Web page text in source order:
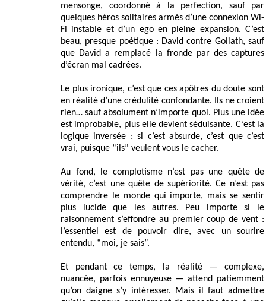
mensonge, coordonné à la perfection, sauf par
quelques héros solitaires armés d’une connexion Wi-
Fi instable et d’un ego en pleine expansion. C’est
beau, presque poétique : David contre Goliath, sauf
que David a remplacé la fronde par des captures
d’écran mal cadrées.
Le plus ironique, c’est que ces apôtres du doute sont
en réalité d’une crédulité confondante. Ils ne croient
rien… sauf absolument n’importe quoi. Plus une idée
est improbable, plus elle devient séduisante. C’est la
logique inversée : si c’est absurde, c’est que c’est
vrai, puisque “ils” veulent vous le cacher.
Au fond, le complotisme n’est pas une quête de
vérité, c’est une quête de supériorité. Ce n’est pas
comprendre le monde qui importe, mais se sentir
plus lucide que les autres. Peu importe si le
raisonnement s’effondre au premier coup de vent :
l’essentiel est de pouvoir dire, avec un sourire
entendu, “moi, je sais”.
Et pendant ce temps, la réalité — complexe,
nuancée, parfois ennuyeuse — attend patiemment
qu’on daigne s’y intéresser. Mais il faut admettre